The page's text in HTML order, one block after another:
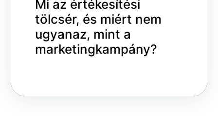
Mi az értékesítési
tölcsér, és miért nem
ugyanaz, mint a
marketingkampány?